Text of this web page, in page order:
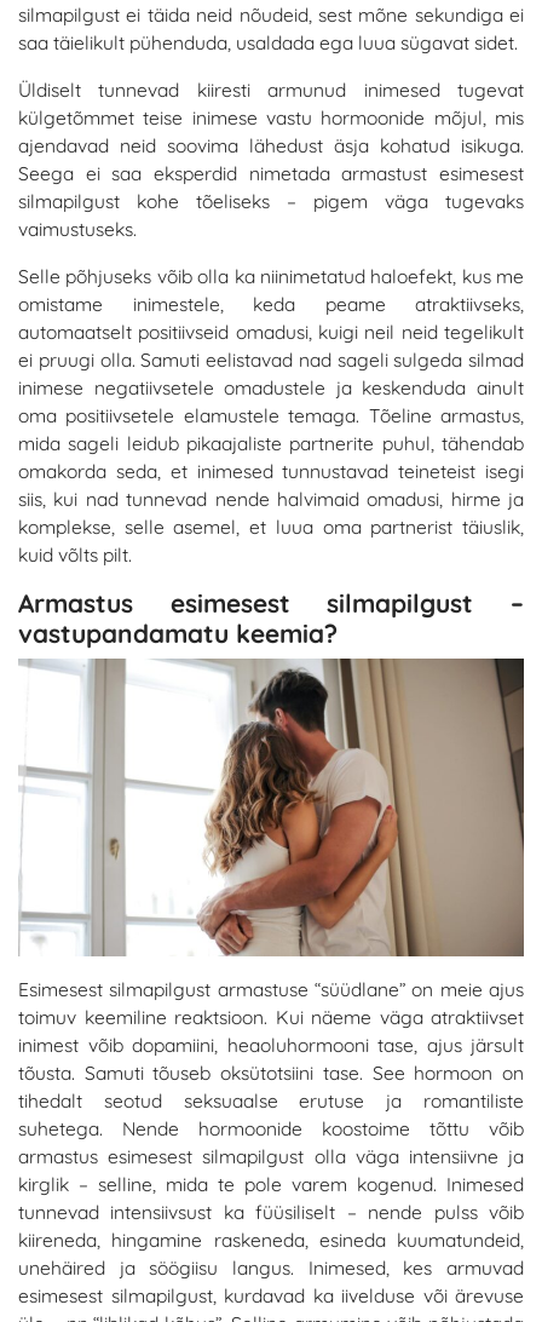
silmapilgust ei täida neid nõudeid, sest mõne sekundiga ei
saa täielikult pühenduda, usaldada ega luua sügavat sidet.
Üldiselt tunnevad kiiresti armunud inimesed tugevat
külgetõmmet teise inimese vastu hormoonide mõjul, mis
ajendavad neid soovima lähedust äsja kohatud isikuga.
Seega ei saa eksperdid nimetada armastust esimesest
silmapilgust kohe tõeliseks – pigem väga tugevaks
vaimustuseks.
Selle põhjuseks võib olla ka niinimetatud haloefekt, kus me
omistame inimestele, keda peame atraktiivseks,
automaatselt positiivseid omadusi, kuigi neil neid tegelikult
ei pruugi olla. Samuti eelistavad nad sageli sulgeda silmad
inimese negatiivsetele omadustele ja keskenduda ainult
oma positiivsetele elamustele temaga. Tõeline armastus,
mida sageli leidub pikaajaliste partnerite puhul, tähendab
omakorda seda, et inimesed tunnustavad teineteist isegi
siis, kui nad tunnevad nende halvimaid omadusi, hirme ja
komplekse, selle asemel, et luua oma partnerist täiuslik,
kuid võlts pilt.
Armastus esimesest silmapilgust –
vastupandamatu keemia?
Esimesest silmapilgust armastuse “süüdlane” on meie ajus
toimuv keemiline reaktsioon. Kui näeme väga atraktiivset
inimest võib dopamiini, heaoluhormooni tase, ajus järsult
tõusta. Samuti tõuseb oksütotsiini tase. See hormoon on
tihedalt seotud seksuaalse erutuse ja romantiliste
suhetega. Nende hormoonide koostoime tõttu võib
armastus esimesest silmapilgust olla väga intensiivne ja
kirglik – selline, mida te pole varem kogenud. Inimesed
tunnevad intensiivsust ka füüsiliselt – nende pulss võib
kiireneda, hingamine raskeneda, esineda kuumatundeid,
unehäired ja söögiisu langus. Inimesed, kes armuvad
esimesest silmapilgust, kurdavad ka iivelduse või ärevuse